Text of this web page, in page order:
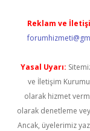
Reklam ve
Yasal Uyarı:
ve İletişim Kurumu
olarak hizmet
olarak denetleme
Ancak, üyelerimiz